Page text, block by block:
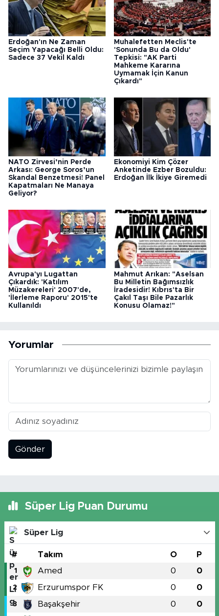
Erdoğan'ın Ne Zaman
Seçim Yapacağı Belli Oldu:
Sadece 37 Vekil Kaldı
Muhalefetten Meclis'te
'Sonunda Bu da Oldu'
Tepkisi: "AK Parti
Mahkeme Kararına
Uymamak İçin Kanun
Çıkardı"
NATO Zirvesi’nin Perde
Arkası: George Soros’un
Skandal Benzetmesi! Panel
Kapatmaları Ne Manaya
Geliyor?
Ekonomiyi Kim Çözer
Anketinde Ezber Bozuldu:
Erdoğan İlk İkiye Giremedi
Avrupa'yı Lugattan
Çıkardık: 'Katılım
Müzakereleri' 2007'de,
'İlerleme Raporu' 2015'te
Kullanıldı
Mahmut Arıkan: "Aselsan
Bu Milletin Bağımsızlık
İradesidir! Kıbrıs'ta Bir
Çakıl Taşı Bile Pazarlık
Konusu Olamaz!"
Yorumlar
Gönder
Süper Lig Puan Durumu
Süper Lig
# Takım O P
1 Amed 0 0
2 Erzurumspor FK 0 0
3 Başakşehir 0 0